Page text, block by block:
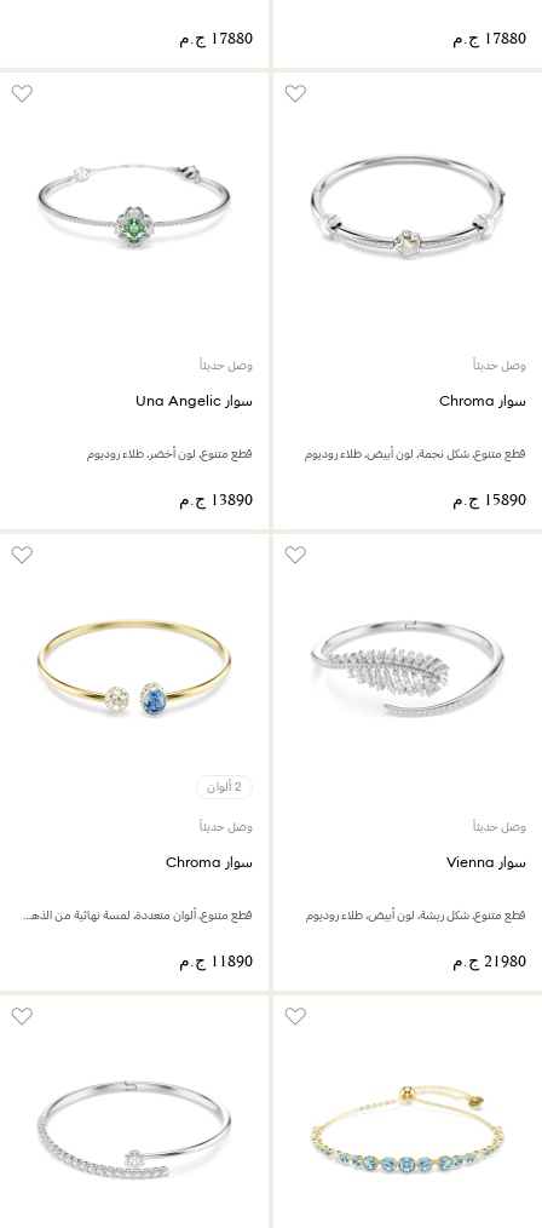
وصل حديثاً
سوار Chroma
قطع متنوع، شكل نجمة، لون أبيض، طلاء روديوم
وصل حديثاً
سوار Una Angelic
قطع متنوع، لون أخضر، طلاء روديوم
وصل حديثاً
سوار Vienna
قطع متنوع، شكل ريشة، لون أبيض، طلاء روديوم
2 ألوان
وصل حديثاً
سوار Chroma
قطع متنوع، ألوان متعددة، لمسة نهائية من الذهب عيار 18 قيراط